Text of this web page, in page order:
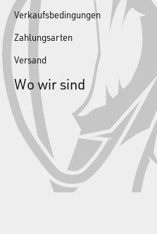
Verkaufsbedingungen
Zahlungsarten
Versand
Wo wir sind